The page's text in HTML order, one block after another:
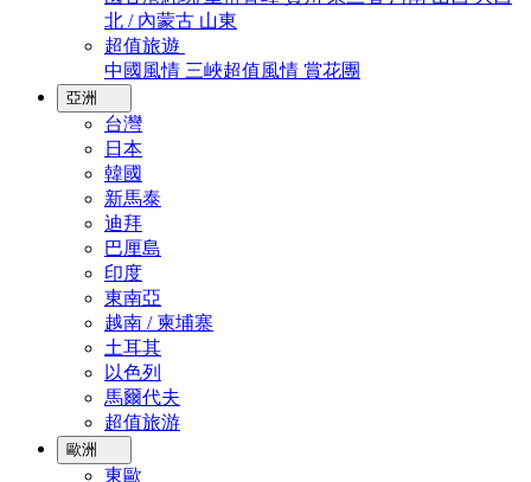
北 / 內蒙古 山東
超值旅遊
中國風情 三峽超值風情 賞花團
亞洲
台灣
日本
韓國
新馬泰
迪拜
巴厘島
印度
東南亞
越南 / 柬埔寨
土耳其
以色列
馬爾代夫
超值旅游
歐洲
東歐